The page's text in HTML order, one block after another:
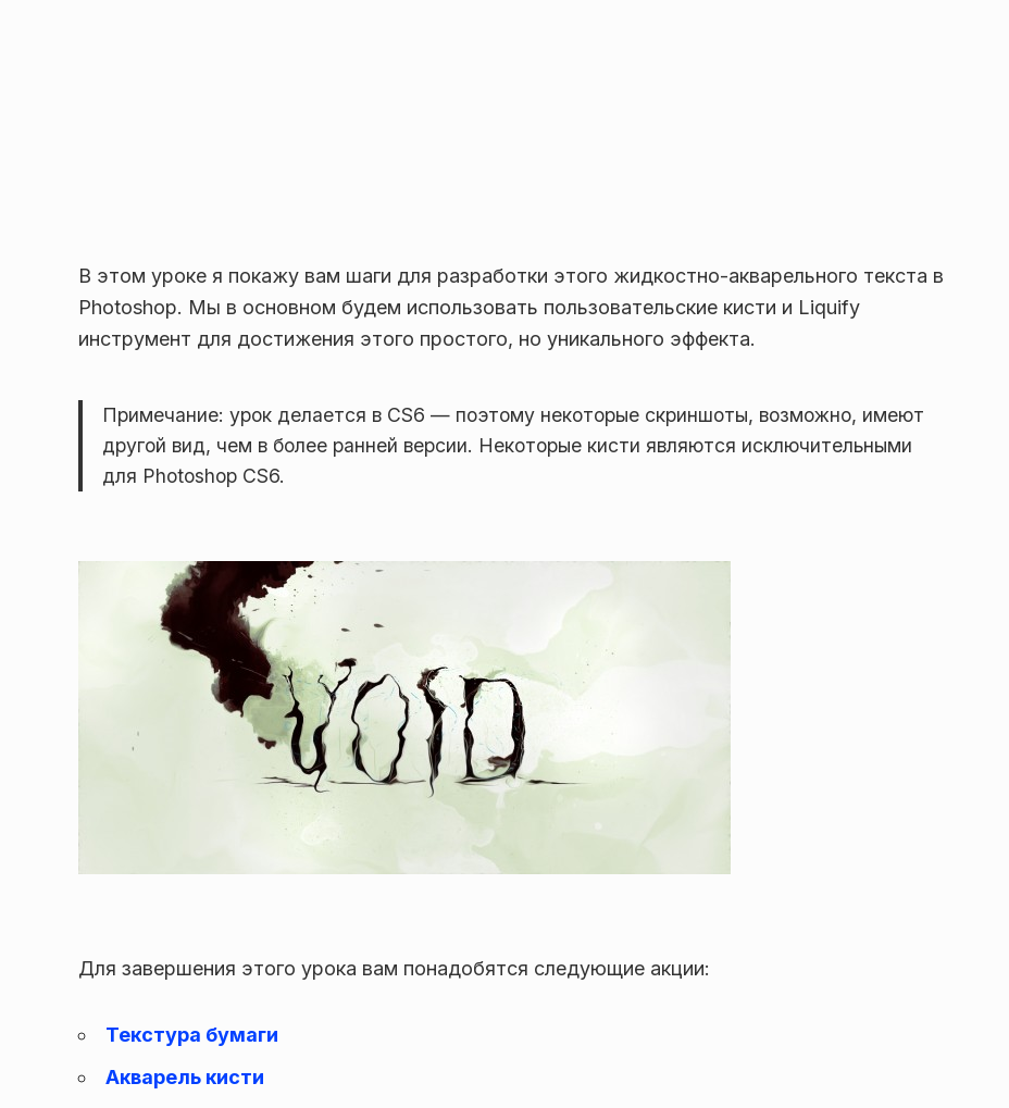
В этом уроке я покажу вам шаги для разработки этого жидкостно-акварельного текста в
Photoshop. Мы в основном будем использовать пользовательские кисти и Liquify
инструмент для достижения этого простого, но уникального эффекта.
Примечание: урок делается в CS6 — поэтому некоторые скриншоты, возможно, имеют
другой вид, чем в более ранней версии. Некоторые кисти являются исключительными
для Photoshop CS6.
Для завершения этого урока вам понадобятся следующие акции:
Текстура бумаги
Акварель кисти